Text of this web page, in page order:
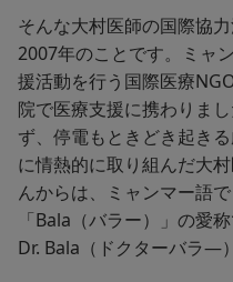
そんな大村医師の国際協
2007年のことです。ミャ
援活動を行う国際医療
院で医療支援に携わりま
ず、停電もときどき起き
に情熱的に取り組んだ大
んからは、ミャンマー語
「Bala（バラー）」の愛
Dr. Bala（ドクターバラ―